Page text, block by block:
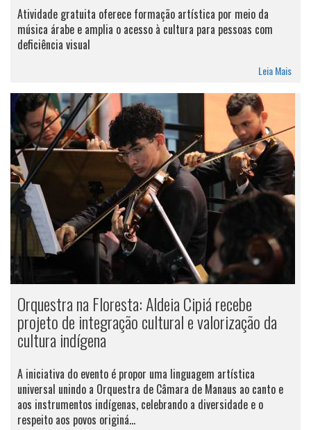
Atividade gratuita oferece formação artística por meio da
música árabe e amplia o acesso à cultura para pessoas com
deficiência visual
Leia Mais
Orquestra na Floresta: Aldeia Cipiá recebe
projeto de integração cultural e valorização da
cultura indígena
A iniciativa do evento é propor uma linguagem artística
universal unindo a Orquestra de Câmara de Manaus ao canto e
aos instrumentos indígenas, celebrando a diversidade e o
respeito aos povos originá...